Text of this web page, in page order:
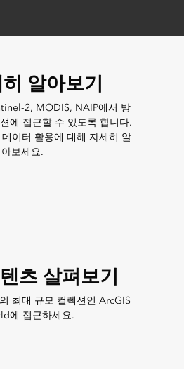
알아보기
2, MODIS, NAIP에서 방
에 접근할 수 있도록 합니다.
이터 활용에 대해 자세히 알
아보세요.
츠 살펴보기
최대 규모 컬렉션인 ArcGIS
에 접근하세요.